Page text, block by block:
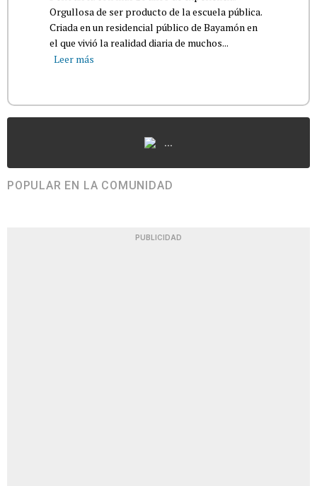
Orgullosa de ser producto de la escuela pública.
Criada en un residencial público de Bayamón en
el que vivió la realidad diaria de muchos...
Leer más
...
POPULAR EN LA COMUNIDAD
PUBLICIDAD